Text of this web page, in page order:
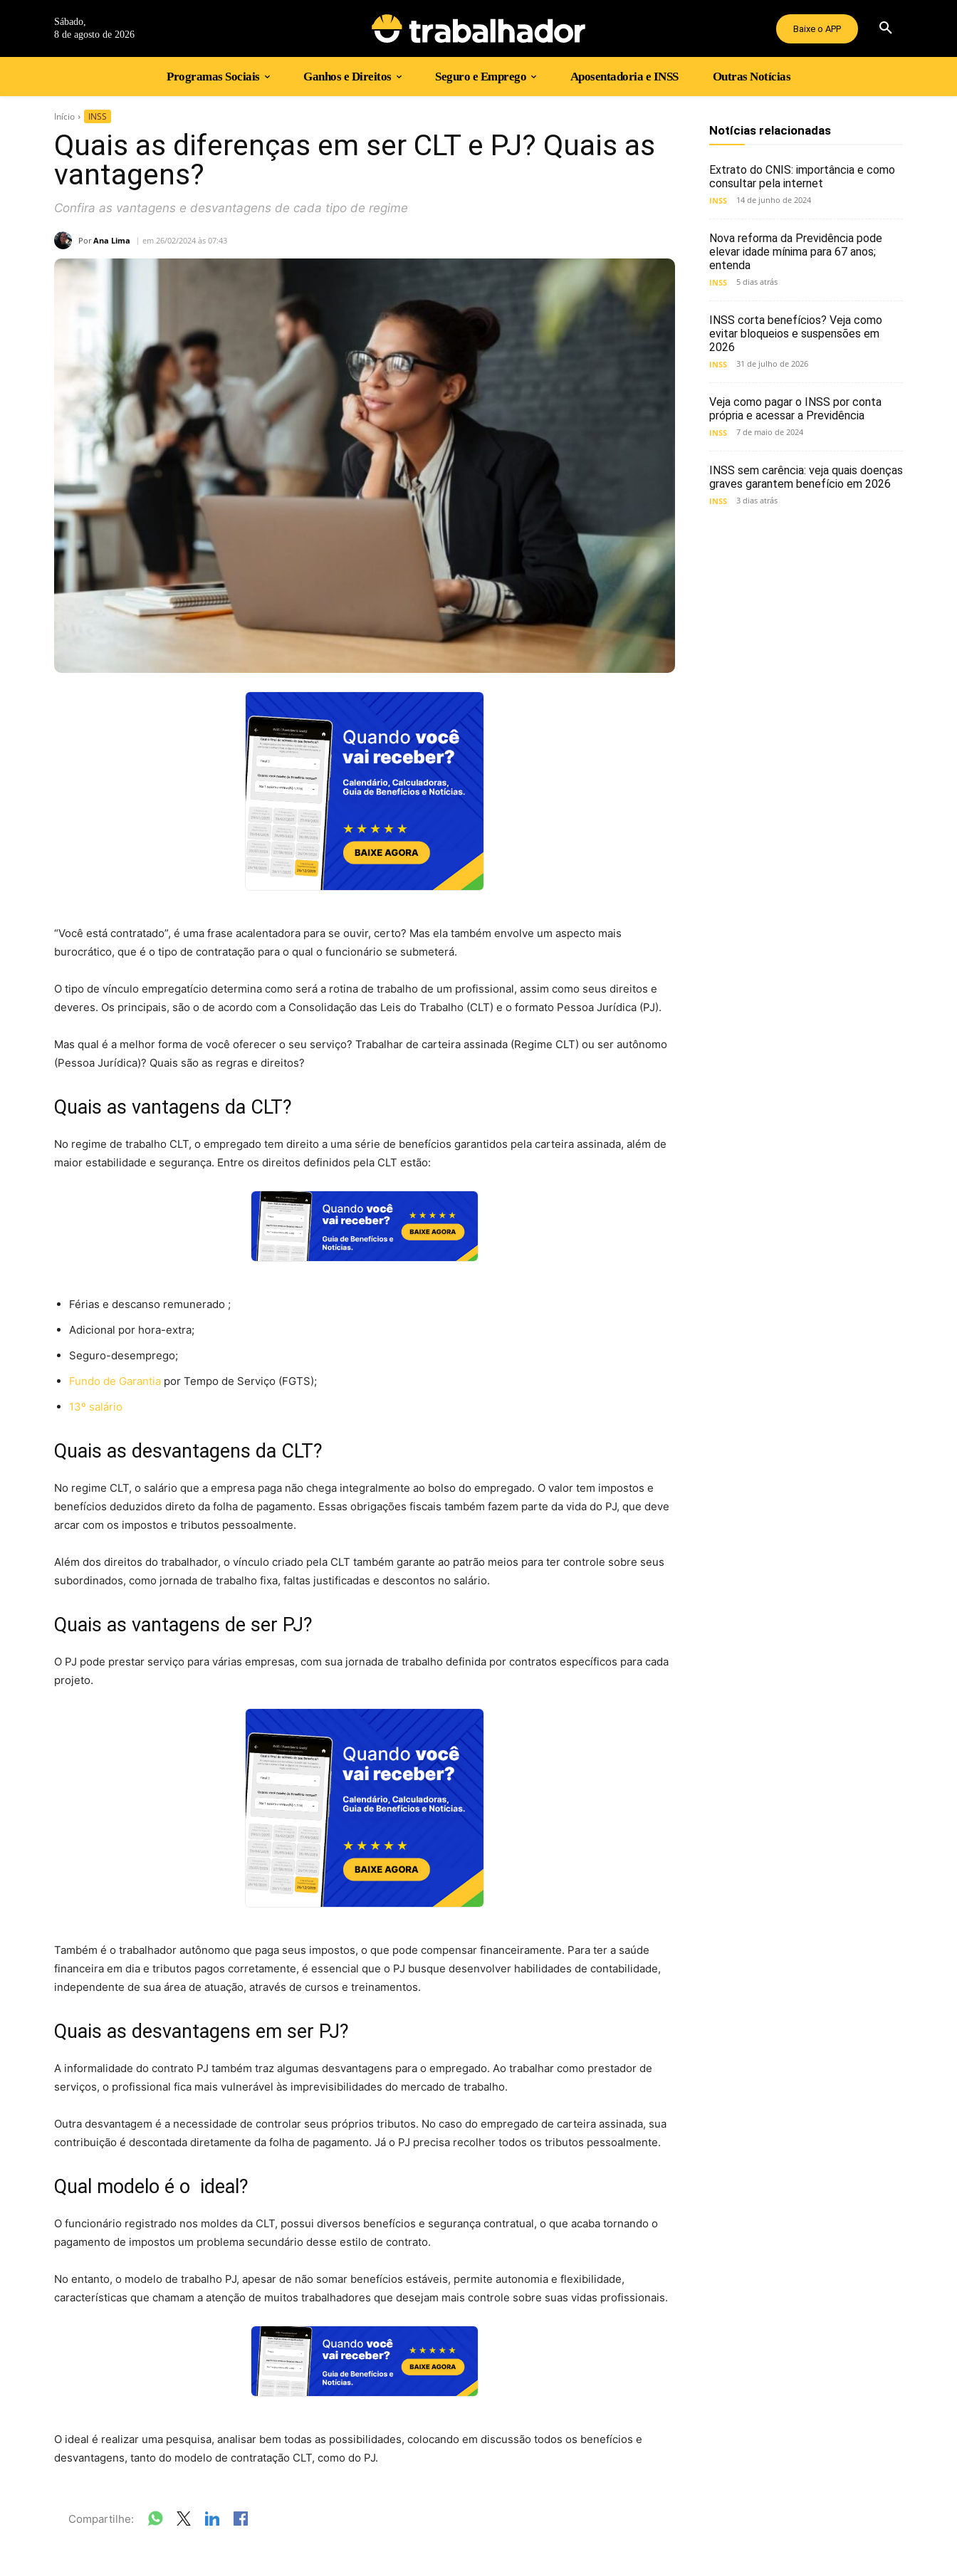
Sábado,
8 de agosto de 2026
Baixe o APP
Programas Sociais Ganhos e Direitos Seguro e Emprego Aposentadoria e INSS Outras Notícias
Início INSS
Quais as diferenças em ser CLT e PJ? Quais as
vantagens?
Confira as vantagens e desvantagens de cada tipo de regime
Por Ana Lima em 26/02/2024 às 07:43
“Você está contratado”, é uma frase acalentadora para se ouvir, certo? Mas ela também envolve um aspecto mais
burocrático, que é o tipo de contratação para o qual o funcionário se submeterá.
O tipo de vínculo empregatício determina como será a rotina de trabalho de um profissional, assim como seus direitos e
deveres. Os principais, são o de acordo com a Consolidação das Leis do Trabalho (CLT) e o formato Pessoa Jurídica (PJ).
Mas qual é a melhor forma de você oferecer o seu serviço? Trabalhar de carteira assinada (Regime CLT) ou ser autônomo
(Pessoa Jurídica)? Quais são as regras e direitos?
Quais as vantagens da CLT?
No regime de trabalho CLT, o empregado tem direito a uma série de benefícios garantidos pela carteira assinada, além de
maior estabilidade e segurança. Entre os direitos definidos pela CLT estão:
Férias e descanso remunerado ;
Adicional por hora-extra;
Seguro-desemprego;
Fundo de Garantia por Tempo de Serviço (FGTS);
13º salário
Quais as desvantagens da CLT?
No regime CLT, o salário que a empresa paga não chega integralmente ao bolso do empregado. O valor tem impostos e
benefícios deduzidos direto da folha de pagamento. Essas obrigações fiscais também fazem parte da vida do PJ, que deve
arcar com os impostos e tributos pessoalmente.
Além dos direitos do trabalhador, o vínculo criado pela CLT também garante ao patrão meios para ter controle sobre seus
subordinados, como jornada de trabalho fixa, faltas justificadas e descontos no salário.
Quais as vantagens de ser PJ?
O PJ pode prestar serviço para várias empresas, com sua jornada de trabalho definida por contratos específicos para cada
projeto.
Também é o trabalhador autônomo que paga seus impostos, o que pode compensar financeiramente. Para ter a saúde
financeira em dia e tributos pagos corretamente, é essencial que o PJ busque desenvolver habilidades de contabilidade,
independente de sua área de atuação, através de cursos e treinamentos.
Quais as desvantagens em ser PJ?
A informalidade do contrato PJ também traz algumas desvantagens para o empregado. Ao trabalhar como prestador de
serviços, o profissional fica mais vulnerável às imprevisibilidades do mercado de trabalho.
Outra desvantagem é a necessidade de controlar seus próprios tributos. No caso do empregado de carteira assinada, sua
contribuição é descontada diretamente da folha de pagamento. Já o PJ precisa recolher todos os tributos pessoalmente.
Qual modelo é o ideal?
O funcionário registrado nos moldes da CLT, possui diversos benefícios e segurança contratual, o que acaba tornando o
pagamento de impostos um problema secundário desse estilo de contrato.
No entanto, o modelo de trabalho PJ, apesar de não somar benefícios estáveis, permite autonomia e flexibilidade,
características que chamam a atenção de muitos trabalhadores que desejam mais controle sobre suas vidas profissionais.
O ideal é realizar uma pesquisa, analisar bem todas as possibilidades, colocando em discussão todos os benefícios e
desvantagens, tanto do modelo de contratação CLT, como do PJ.
Compartilhe:
Notícias relacionadas
Extrato do CNIS: importância e como
consultar pela internet
INSS 14 de junho de 2024
Nova reforma da Previdência pode
elevar idade mínima para 67 anos;
entenda
INSS 5 dias atrás
INSS corta benefícios? Veja como
evitar bloqueios e suspensões em
2026
INSS 31 de julho de 2026
Veja como pagar o INSS por conta
própria e acessar a Previdência
INSS 7 de maio de 2024
INSS sem carência: veja quais doenças
graves garantem benefício em 2026
INSS 3 dias atrás